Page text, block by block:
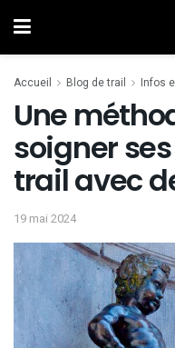
Accueil Blog de trail Infos
Une
soigner
trail avec
19 mai 2024